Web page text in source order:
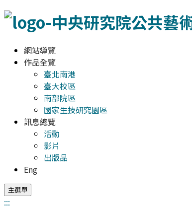
網站導覽
作品全覽
臺北南港
臺大校區
南部院區
國家生技研究園區
訊息總覽
活動
影片
出版品
Eng
主選單
:::